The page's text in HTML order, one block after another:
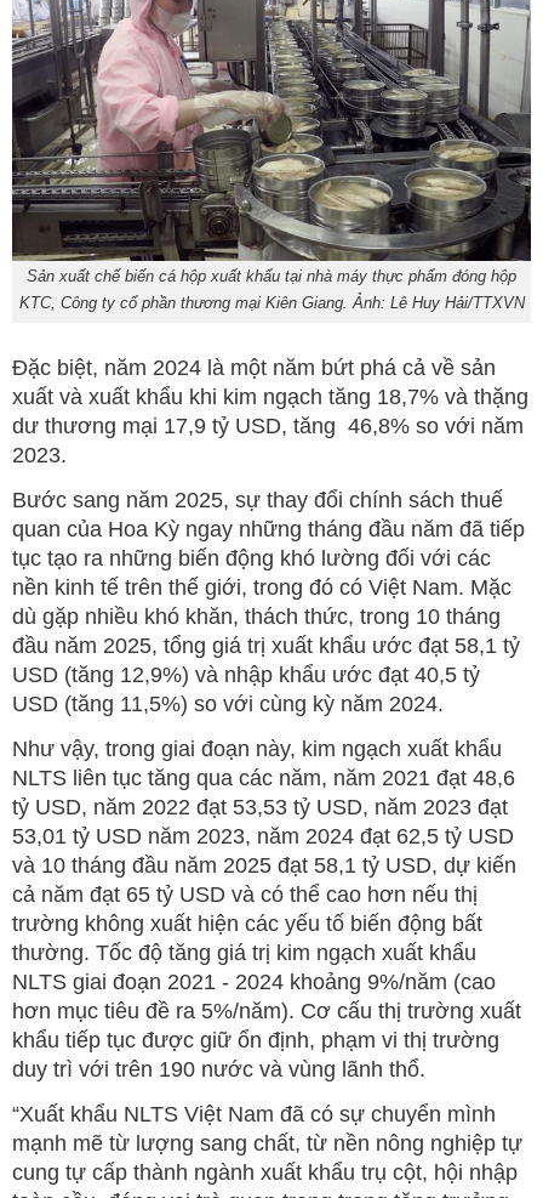
Sản xuất chế biến cá hộp xuất khẩu tại nhà máy thực phẩm đóng hộp
KTC, Công ty cổ phần thương mại Kiên Giang. Ảnh: Lê Huy Hải/TTXVN
Đặc biệt, năm 2024 là một năm bứt phá cả về sản
xuất và xuất khẩu khi kim ngạch tăng 18,7% và thặng
dư thương mại 17,9 tỷ USD, tăng 46,8% so với năm
2023.
Bước sang năm 2025, sự thay đổi chính sách thuế
quan của Hoa Kỳ ngay những tháng đầu năm đã tiếp
tục tạo ra những biến động khó lường đối với các
nền kinh tế trên thế giới, trong đó có Việt Nam. Mặc
dù gặp nhiều khó khăn, thách thức, trong 10 tháng
đầu năm 2025, tổng giá trị xuất khẩu ước đạt 58,1 tỷ
USD (tăng 12,9%) và nhập khẩu ước đạt 40,5 tỷ
USD (tăng 11,5%) so với cùng kỳ năm 2024.
Như vậy, trong giai đoạn này, kim ngạch xuất khẩu
NLTS liên tục tăng qua các năm, năm 2021 đạt 48,6
tỷ USD, năm 2022 đạt 53,53 tỷ USD, năm 2023 đạt
53,01 tỷ USD năm 2023, năm 2024 đạt 62,5 tỷ USD
và 10 tháng đầu năm 2025 đạt 58,1 tỷ USD, dự kiến
cả năm đạt 65 tỷ USD và có thể cao hơn nếu thị
trường không xuất hiện các yếu tố biến động bất
thường. Tốc độ tăng giá trị kim ngạch xuất khẩu
NLTS giai đoạn 2021 - 2024 khoảng 9%/năm (cao
hơn mục tiêu đề ra 5%/năm). Cơ cấu thị trường xuất
khẩu tiếp tục được giữ ổn định, phạm vi thị trường
duy trì với trên 190 nước và vùng lãnh thổ.
“Xuất khẩu NLTS Việt Nam đã có sự chuyển mình
mạnh mẽ từ lượng sang chất, từ nền nông nghiệp tự
cung tự cấp thành ngành xuất khẩu trụ cột, hội nhập